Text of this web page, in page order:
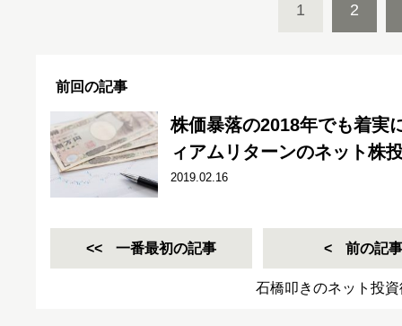
1 2
前回の記事
株価暴落の2018年でも着実
ィアムリターンのネット株
2019.02.16
一番最初の記事 前の記事
石橋叩きのネット投